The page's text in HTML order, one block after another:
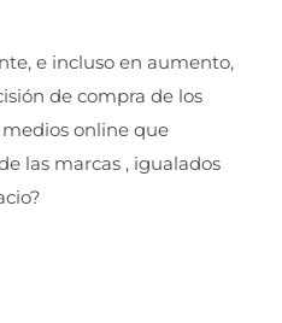
e incluso en aumento,
de compra de los
medios online que
las marcas , igualados